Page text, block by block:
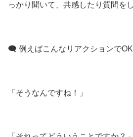
っかり聞いて、共感したり質問を
🗨 例えばこんなリアクションでOK
「そうなんですね！」